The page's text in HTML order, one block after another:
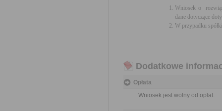
Wniosek o
dane dotyczące
W przypadku
Dodatkowe
Opłata
Wniosek jest wolny od opłat.